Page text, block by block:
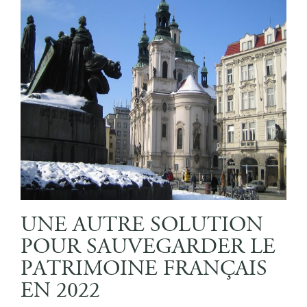
UNE AUTRE SOLUTION
POUR SAUVEGARDER LE
PATRIMOINE FRANÇAIS
EN 2022